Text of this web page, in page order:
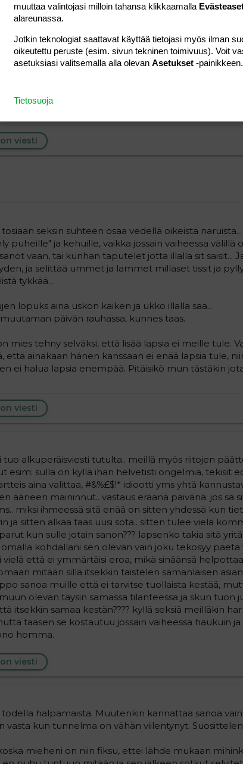
tullut sanottua miehelle pahasti, mutta niin pahasti
minulle. Yleensä vakio mulla on se, että haluan
pysty".
niin kauhea kuin mies sanoo. Olen kyllä aika
ollakin, koska meillä on 2 pientä lasta ja vastuu
viesti
tosiaan seksin suhteen osaa vedellä oikeista
puheille" ja kehuille, vaikka jossain vaiheessa välillä
vaan, tai kunhan taputelet jotta illalla sit saisit...
ja selittää ummet ja lammet millaset tissit ja
tykkää...
lopuks aina uskon kaiken ja ukko illalla saa...
päivän rauhassa, kunnes taas.
mies tehny selväksi, että lisää lapsia ei meille tule.
että ainakaan hänen kanssaan ei enää lapsia tule,
ei halua lapsia enempää. Pitäisikö mun tästäkin
viesti
tuo alkuperäisviesti tutulta.. meillä myös riitojen
esim: sulla on kyllä ihan helvetisti ongelmia, tekisit
aina valittaa, #&%£$!* idiootti yms yhtä
ääneen maininnut.. vastaus eräänä päivänä: jos sä
miksi ihmeessä sitä enää on sitten yhdessä kun
ja sitten alkaa taas uusi sota.. sitten tulee vielä
kun sulle jotain sanon??? lapsenko takia sitä
kohdallani sen olevan vain joku tekosyy paeta
vielä että ei ymmärtäisi eroa, mikä sinäänsä helpottaa
mitään sillä itsekkin taistelen samanlaisen
sanoa muille että ei tarvitse tuollaista kestää,
olevan täysin samassa tilanteessa ja skun tuon
itsekkin samaa kestän???? kyllä seksiä meilläkin
taasen se kostautuu jossain vaiheessa haukuin ja
homma.
viesti
todella halpamaista. Muutenkin kannattaa sanoa
vasta kun tunnelma on vähän viilentynyt.
mieheni on niin fiksu, ettei lähde mukaan
muuttaa valintojasi milloin tahansa klikkaamalla
alareunassa.
Jotkin teknologiat saattavat käyttää tietojasi myös ilman
oikeutettu peruste (esim. sivun tekninen toimivuus). Voit
asetuksiasi valitsemalla alla olevan Asetukset -painikkeen.
Tietosuoja